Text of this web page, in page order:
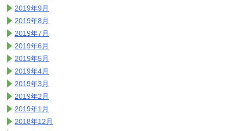
2019年9月
2019年8月
2019年7月
2019年6月
2019年5月
2019年4月
2019年3月
2019年2月
2019年1月
2018年12月